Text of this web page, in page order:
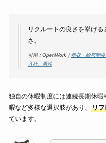
リクルートの良さを挙げ
さ。
引用：OpenWork｜ 年収・給与制
入社、男性
独自の休暇制度には連続長期休
暇など多様な選択肢があり、
リフ
ています。